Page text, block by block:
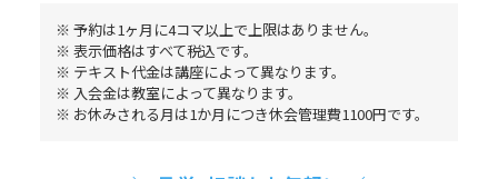
※ 予約は1ヶ月に4コマ以上で上限はありません。
※ 表示価格はすべて税込です。
※ テキスト代金は講座によって異なります。
※ 入会金は教室によって異なります。
※ お休みされる月は1か月につき休会管理費1100円です。